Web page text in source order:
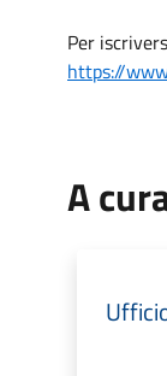
Per
https://
A